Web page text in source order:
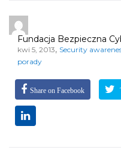
Fundacja Bezpieczna
kwi 5, 2013, Security
porady
Share on Facebook